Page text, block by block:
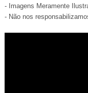
- Imagens Meramente
- Não nos